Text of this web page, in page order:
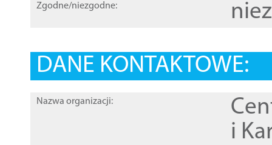
Zgodne/niezgodne:
DANE KONTAKTOWE:
Nazwa organizacji:
i